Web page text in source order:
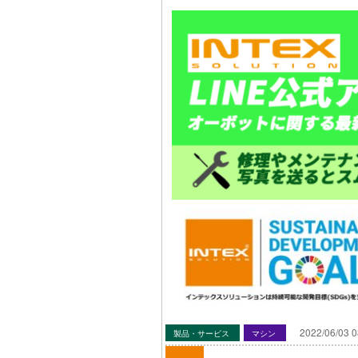
製品・サービス マシン 2022/06/03